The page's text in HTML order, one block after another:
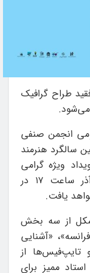
طراح گرافیک
انجمن صنفی
سالگرد هنرمند
ویژه گرامی
می‌دارد. این رویداد روز جمعه، نهم آذر ساعت ۱۷ در
یافت.
از سه بخش
«آشنایی
و تایپ‌فیس‌ها از
ممیز برای